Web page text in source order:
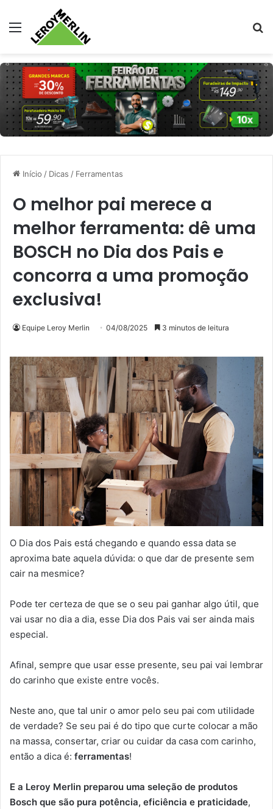
Menu
Início / Dicas / Ferramentas
O melhor pai merece a
melhor ferramenta: dê uma
BOSCH no Dia dos Pais e
concorra a uma promoção
exclusiva!
Equipe Leroy Merlin 04/08/2025 3 minutos de leitura
O Dia dos Pais está chegando e quando essa data se
aproxima bate aquela dúvida: o que dar de presente sem
cair na mesmice?
Pode ter certeza de que se o seu pai ganhar algo útil, que
vai usar no dia a dia, esse Dia dos Pais vai ser ainda mais
especial.
Afinal, sempre que usar esse presente, seu pai vai lembrar
do carinho que existe entre vocês.
Neste ano, que tal unir o amor pelo seu pai com utilidade
de verdade? Se seu pai é do tipo que curte colocar a mão
na massa, consertar, criar ou cuidar da casa com carinho,
então a dica é: ferramentas!
E a Leroy Merlin preparou uma seleção de produtos
Bosch que são pura potência, eficiência e praticidade,